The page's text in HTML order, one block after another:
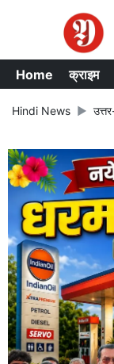
Home क्राइम
Hindi News